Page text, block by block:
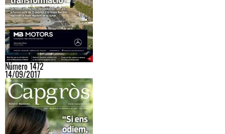
Número 1472
14/09/2017